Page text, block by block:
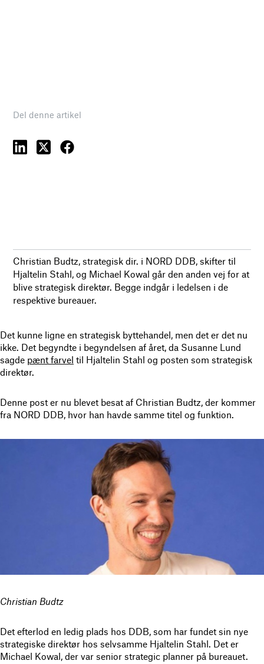
Del denne artikel
Christian Budtz, strategisk dir. i NORD DDB, skifter til
Hjaltelin Stahl, og Michael Kowal går den anden vej for at
blive strategisk direktør. Begge indgår i ledelsen i de
respektive bureauer.
Det kunne ligne en strategisk byttehandel, men det er det nu
ikke. Det begyndte i begyndelsen af året, da Susanne Lund
sagde pænt farvel til Hjaltelin Stahl og posten som strategisk
direktør.
Denne post er nu blevet besat af Christian Budtz, der kommer
fra NORD DDB, hvor han havde samme titel og funktion.
Christian Budtz
Det efterlod en ledig plads hos DDB, som har fundet sin nye
strategiske direktør hos selvsamme Hjaltelin Stahl. Det er
Michael Kowal, der var senior strategic planner på bureauet.